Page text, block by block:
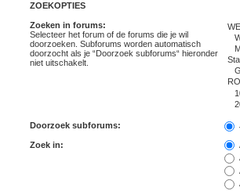
ZOEKOPTIES
Zoeken in forums:
Selecteer het forum of de forums die je wil
doorzoeken. Subforums worden automatisch
doorzocht als je “Doorzoek subforums“ hieronder
niet uitschakelt.
Doorzoek subforums:
Zoek in: